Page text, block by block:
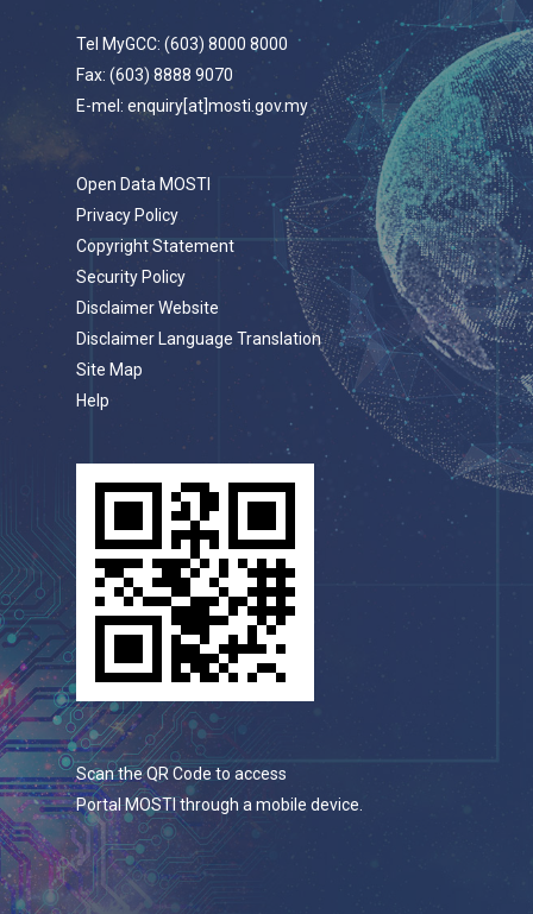
Tel MyGCC: (603) 8000 8000
Fax: (603) 8888 9070
E-mel: enquiry[at]mosti.gov.my
Open Data MOSTI
Privacy Policy
Copyright Statement
Security Policy
Disclaimer Website
Disclaimer Language Translation
Site Map
Help
Scan the QR Code to access
Portal MOSTI through a mobile device.